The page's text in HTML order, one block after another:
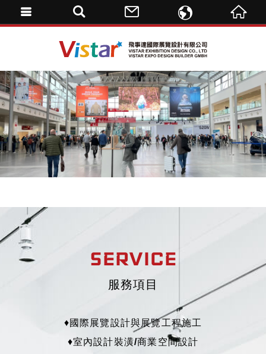
服務項目
♦國際展覽設計與展覽工程施工
♦室內設計裝潢/商業空間設計
DE